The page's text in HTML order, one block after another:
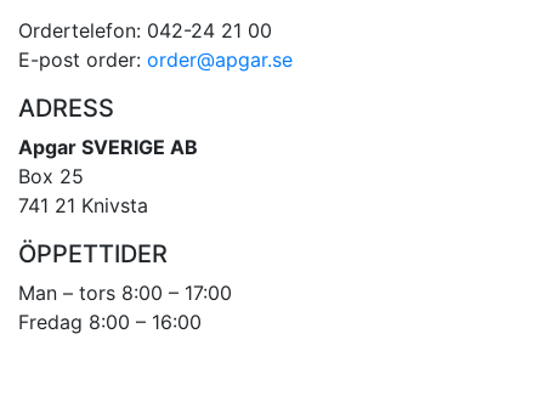
Ordertelefon: 042-24 21 00
E-post order: order@apgar.se
ADRESS
Apgar SVERIGE AB
Box 25
741 21 Knivsta
ÖPPETTIDER
Man – tors 8:00 – 17:00
Fredag 8:00 – 16:00